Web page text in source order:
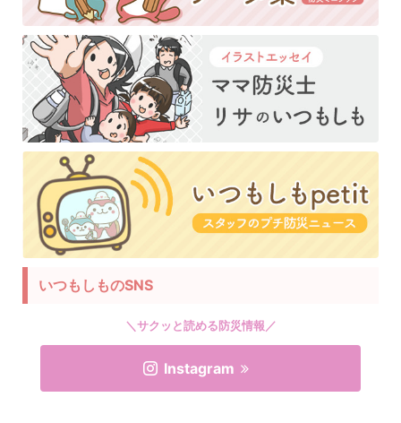
いつもしものSNS
＼サクッと読める防災情報／
Instagram